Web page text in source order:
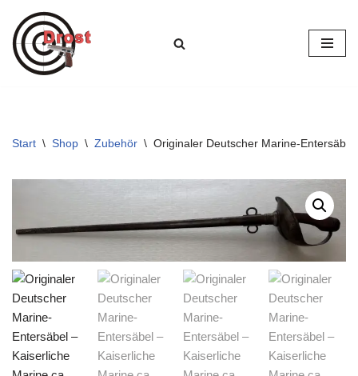
Zum
Inhalt
Start \ Shop \ Zubehör \ Originaler Deutscher Marine-